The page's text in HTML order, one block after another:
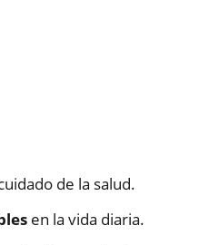
de la salud.
en la vida diaria.